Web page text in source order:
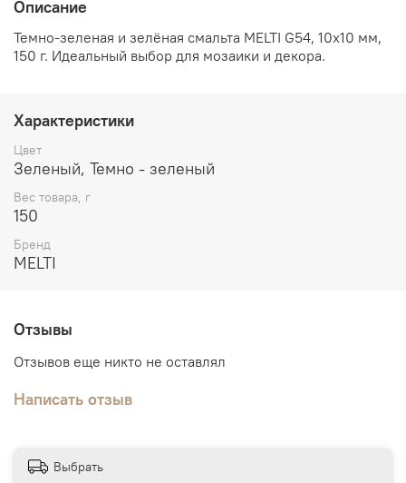
Описание
Темно-зеленая и зелёная смальта MELTI G54, 10x10 мм,
150 г. Идеальный выбор для мозаики и декора.
Характеристики
Цвет
Зеленый, Темно - зеленый
Вес товара, г
150
Бренд
MELTI
Отзывы
Отзывов еще никто не оставлял
Написать отзыв
Выбрать